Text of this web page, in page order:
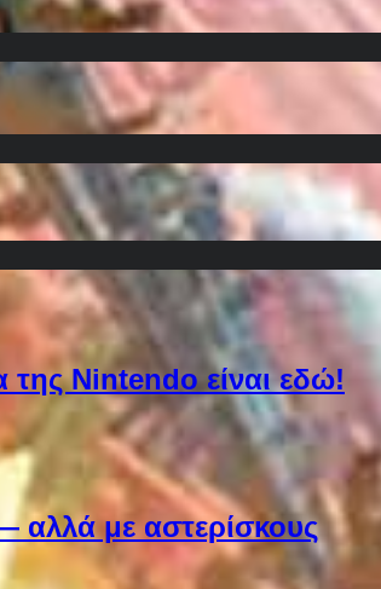
Nintendo είναι εδώ!
αλλά με αστερίσκους